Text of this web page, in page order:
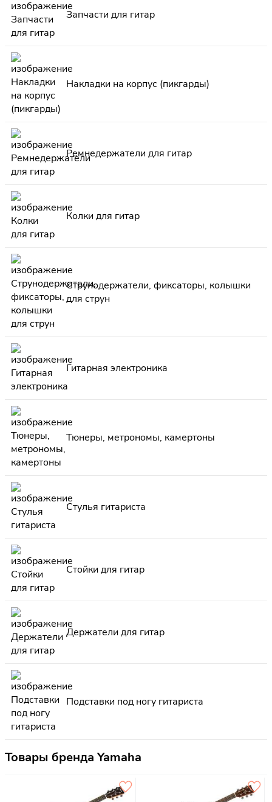
Запчасти для гитар
Накладки на корпус (пикгарды)
Ремнедержатели для гитар
Колки для гитар
Струнодержатели, фиксаторы, колышки
для струн
Гитарная электроника
Тюнеры, метрономы, камертоны
Стулья гитариста
Стойки для гитар
Держатели для гитар
Подставки под ногу гитариста
Товары бренда Yamaha